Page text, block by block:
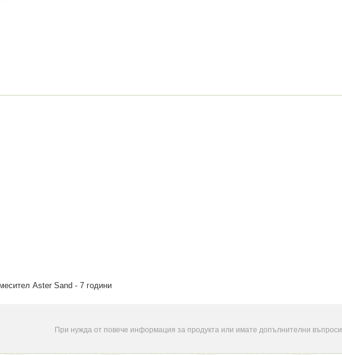
Aster Sand - 7 години
При нужда от повече информация за продукта или имате допълнителни въпроси